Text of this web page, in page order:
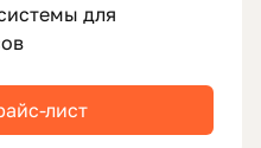
для
лист